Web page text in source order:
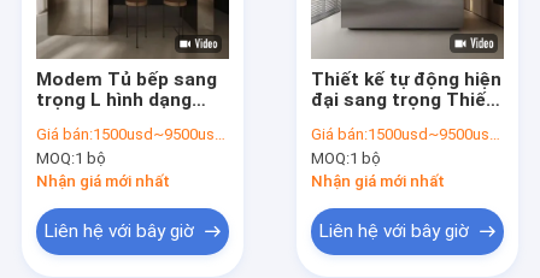
Modem Tủ bếp sang
trọng L hình dạng
văn phòng nhà để xe
kệ ngăn xếp đơn vị
bếp nhôm
Giá bán:1500usd~9500usd/customized according to material&dimension
MOQ:1 bộ
Nhận giá mới nhất
Liên hệ với bây giờ
Thiết kế tự động hiện
đại sang trọng Thiết
chỉnh đồ nội thất
nhôm ngăn kéo kéo
gỗ Melamine tủ nhà
Giá bán:1500usd~9500usd/customized according to material&dimension
MOQ:1 bộ
Nhận giá mới nhất
Liên hệ với bây giờ